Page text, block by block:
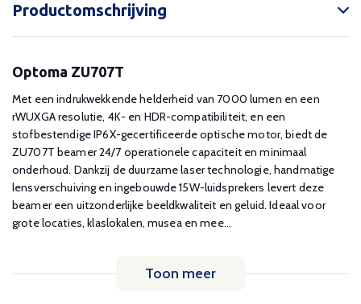
Productomschrijving
Optoma ZU707T
Met een indrukwekkende helderheid van 7000 lumen en een
rWUXGA resolutie, 4K- en HDR-compatibiliteit, en een
stofbestendige IP6X-gecertificeerde optische motor, biedt de
ZU707T beamer 24/7 operationele capaciteit en minimaal
onderhoud. Dankzij de duurzame laser technologie, handmatige
lensverschuiving en ingebouwde 15W-luidsprekers levert deze
beamer een uitzonderlijke beeldkwaliteit en geluid. Ideaal voor
grote locaties, klaslokalen, musea en mee...
Toon meer